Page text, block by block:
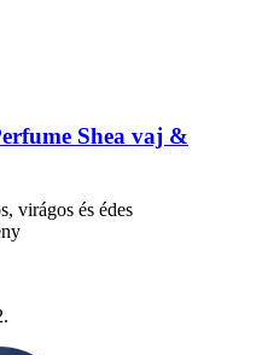
Shea vaj &
virágos és édes